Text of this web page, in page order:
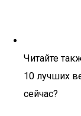
Читайте
10 лучших
сейчас?